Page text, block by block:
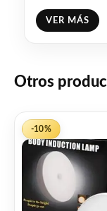
Share
❤ ME
VER MÁS
Otros
-10%